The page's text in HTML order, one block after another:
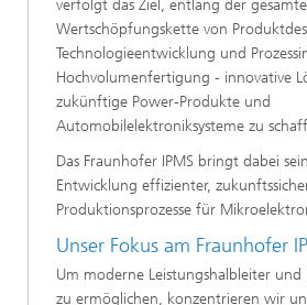
verfolgt das Ziel, entlang der
Wertschöpfungskette von
Technologieentwicklung und
Hochvolumenfertigung - innovative
zukünftige Power-Produkte und
Automobilelektroniksysteme zu
Das Fraunhofer IPMS bringt dabei
Entwicklung effizienter,
Produktionsprozesse für
Unser Fokus am Fraunhofer
Um moderne Leistungshalbleiter
zu ermöglichen, konzentrieren wir